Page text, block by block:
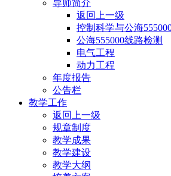
导师简介
返回上一级
控制科学与公海
公海555000线路检测
电气工程
动力工程
年度报告
公告栏
教学工作
返回上一级
规章制度
教学成果
教学建设
教学大纲